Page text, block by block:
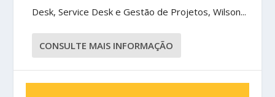
Desk, Service Desk e Gestão de Projetos, Wilson...
CONSULTE MAIS INFORMAÇÃO